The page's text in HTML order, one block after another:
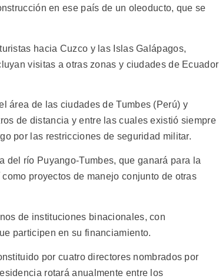
en ese país de un oleoducto, que se
hacia Cuzco y las Islas Galápagos,
visitas a otras zonas y ciudades de Ecuador
área de las ciudades de Tumbes (Perú) y
de distancia y entre las cuales existió siempre
por las restricciones de seguridad militar.
del río Puyango-Tumbes, que ganará para la
proyectos de manejo conjunto de otras
de instituciones binacionales, con
participen en su financiamiento.
por cuatro directores nombrados por
rotará anualmente entre los